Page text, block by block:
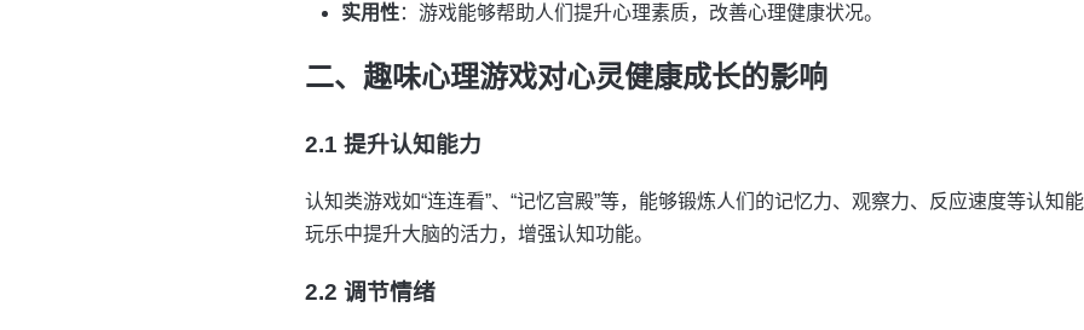
实用性：游戏能够帮助人们提升心理素质，改善心理健康状况。
二、趣味心理游戏对心灵健康成长的影响
2.1 提升认知能力
认知类游戏如“连连看”、“记忆宫殿”等，能够锻炼人们的记忆力、观察力、反应速度等认知
玩乐中提升大脑的活力，增强认知功能。
2.2 调节情绪